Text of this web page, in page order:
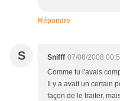
Répondre
S Snifff 07/08/2008
Comme tu l'avais
Il y a avait un certain
façon de le traiter,